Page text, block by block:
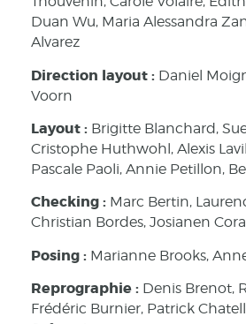
Duan Wu, Maria Alessandra
Alvarez
Direction layout : Daniel
Voorn
Layout : Brigitte Blanchard,
Cristophe Huthwohl, Alexis
Pascale Paoli, Annie Petillon,
Checking : Marc Bertin,
Christian Bordes, Josianen
Posing : Marianne Brooks,
Reprographie : Denis Brenot,
Frédéric Burnier, Patrick